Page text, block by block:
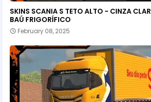
SKINS SCANIA S TETO ALTO - CINZA
BAÚ FRIGORÍFICO
February 08, 2025